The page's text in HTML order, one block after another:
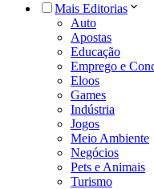
Mais Editorias
Auto
Apostas
Educação
Emprego e
Eloos
Games
Indústria
Jogos
Meio Ambiente
Negócios
Pets e Animais
Turismo